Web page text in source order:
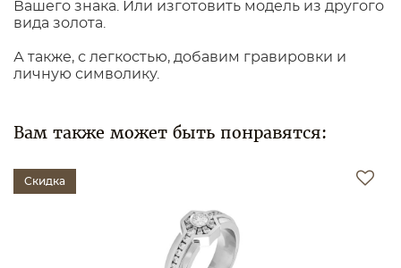
Вашего знака. Или изготовить модель из другого
вида золота.
А также, с легкостью, добавим гравировки и
личную символику.
Вам также может быть понравятся:
Скидка